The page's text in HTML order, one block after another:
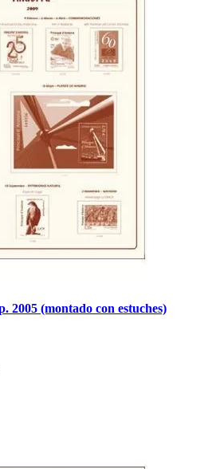
(montado con estuches)